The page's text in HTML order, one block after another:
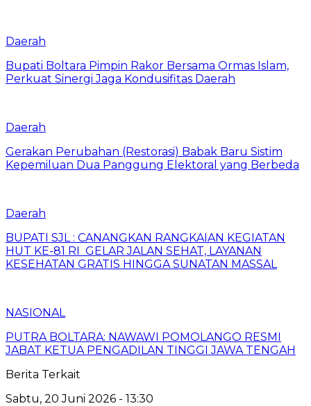
Daerah
Bupati Boltara Pimpin Rakor Bersama Ormas Islam,
Perkuat Sinergi Jaga Kondusifitas Daerah
Daerah
Gerakan Perubahan (Restorasi) Babak Baru Sistim
Kepemiluan Dua Panggung Elektoral yang Berbeda
Daerah
BUPATI SJL : CANANGKAN RANGKAIAN KEGIATAN
HUT KE-81 RI GELAR JALAN SEHAT, LAYANAN
KESEHATAN GRATIS HINGGA SUNATAN MASSAL
NASIONAL
PUTRA BOLTARA: NAWAWI POMOLANGO RESMI
JABAT KETUA PENGADILAN TINGGI JAWA TENGAH
Berita Terkait
Sabtu, 20 Juni 2026 - 13:30